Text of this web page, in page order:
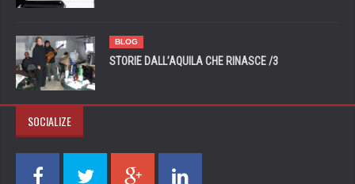
BLOG
STORIE DALL’AQUILA CHE RINASCE /3
SOCIALIZE